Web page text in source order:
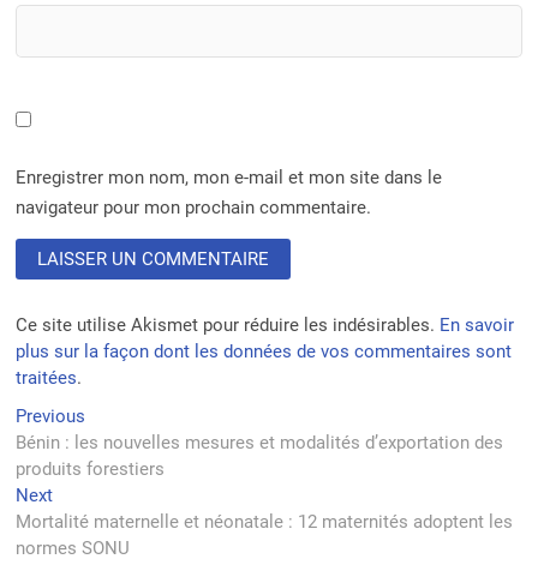
Enregistrer mon nom, mon e-mail et mon site dans le
navigateur pour mon prochain commentaire.
Ce site utilise Akismet pour réduire les indésirables. En savoir
plus sur la façon dont les données de vos commentaires sont
traitées.
Navigation
de
l’article
Previous
post:
Bénin : les nouvelles mesures et modalités d’exportation des
produits forestiers
NextNext
post:
Mortalité maternelle et néonatale : 12 maternités adoptent les
normes SONU